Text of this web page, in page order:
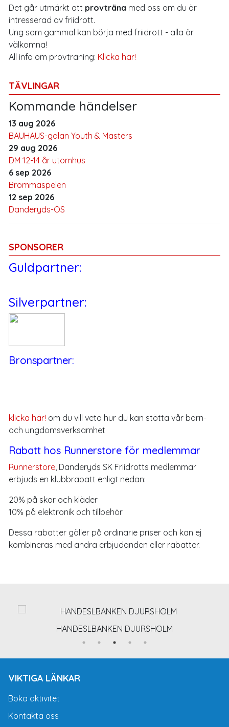
Det går utmärkt att provträna med oss om du är
intresserad av friidrott.
Ung som gammal kan börja med friidrott - alla är
välkomna!
All info om provträning: Klicka här!
TÄVLINGAR
Kommande händelser
13 aug 2026
BAUHAUS-galan Youth & Masters
29 aug 2026
DM 12-14 år utomhus
6 sep 2026
Brommaspelen
12 sep 2026
Danderyds-OS
SPONSORER
Guldpartner:
Silverpartner:
Bronspartner:
klicka här! om du vill veta hur du kan stötta vår barn-
och ungdomsverksamhet
Rabatt hos Runnerstore för medlemmar
Runnerstore , Danderyds SK Friidrotts medlemmar
erbjuds en klubbrabatt enligt nedan:
20% på skor och kläder
10% på elektronik och tillbehör
Dessa rabatter gäller på ordinarie priser och kan ej
kombineras med andra erbjudanden eller rabatter.
HANDESLBANKEN DJURSHOLM
VIKTIGA LÄNKAR
Boka aktivitet
Kontakta oss